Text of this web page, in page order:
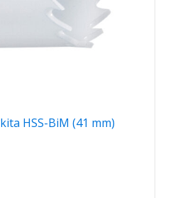
HSS-BiM (41 mm)